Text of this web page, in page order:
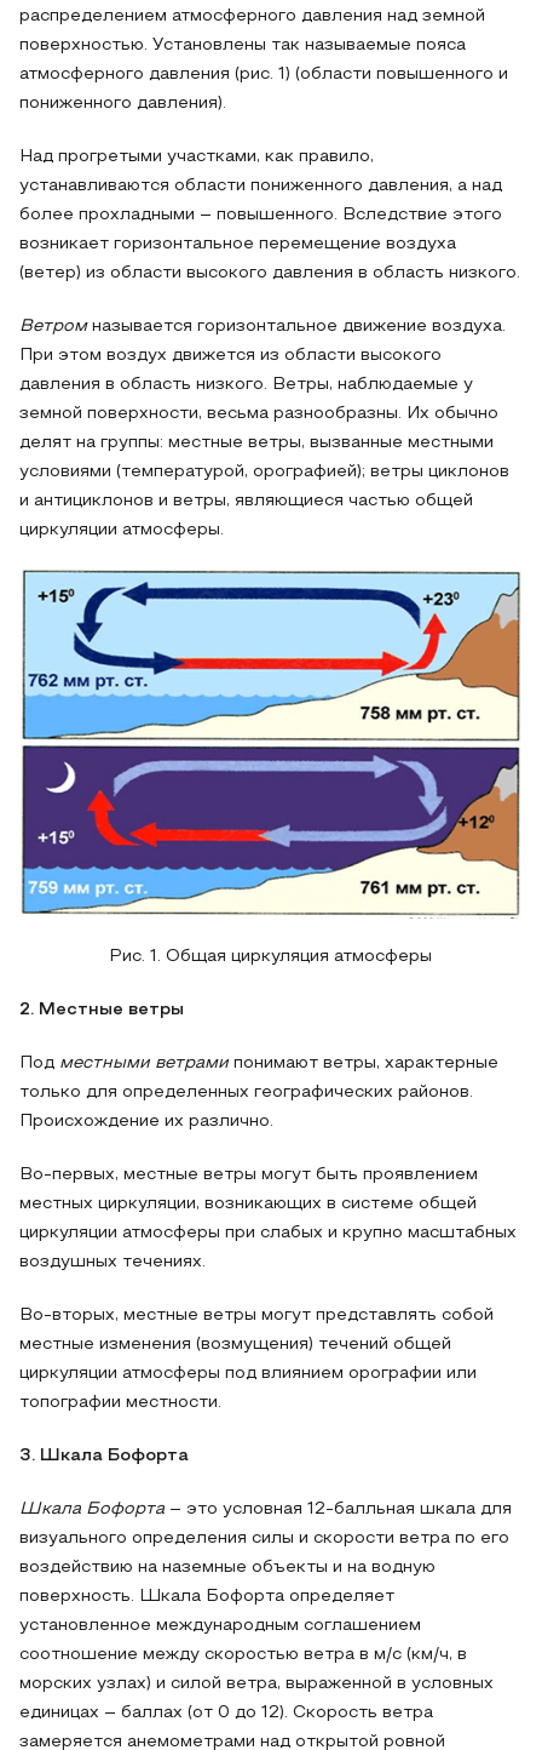
распределением атмосферного давления над земной
поверхностью. Установлены так называемые пояса
атмосферного давления (рис. 1) (области повышенного и
пониженного давления).
Над прогретыми участками, как правило,
устанавливаются области пониженного давления, а над
более прохладными – повышенного. Вследствие этого
возникает горизонтальное перемещение воздуха
(ветер) из области высокого давления в область низкого.
Ветромназывается горизонтальное движение воздуха.
При этом воздух движется из области высокого
давления в область низкого. Ветры, наблюдаемые у
земной поверхности, весьма разнообразны. Их обычно
делят на группы: местные ветры, вызванные местными
условиями (температурой, орографией); ветры циклонов
и антициклонов и ветры, являющиеся частью общей
циркуляции атмосферы.
Рис. 1. Общая циркуляция атмосферы
2. Местные ветры
Под местными ветрами понимают ветры, характерные
только для определенных географических районов.
Происхождение их различно.
Во-первых, местные ветры могут быть проявлением
местных циркуляции, возникающих в системе общей
циркуляции атмосферы при слабых и крупно масштабных
воздушных течениях.
Во-вторых, местные ветры могут представлять собой
местные изменения (возмущения) течений общей
циркуляции атмосферы под влиянием орографии или
топографии местности.
3. Шкала Бофорта
Шкала Бофорта – это условная 12-балльная шкала для
визуального определения силы и скорости ветра по его
воздействию на наземные объекты и на водную
поверхность. Шкала Бофорта определяет
установленное международным соглашением
соотношение между скоростью ветра в м/с (км/ч, в
морских узлах) и силой ветра, выраженной в условных
единицах – баллах (от 0 до 12). Скорость ветра
замеряется анемометрами над открытой ровной